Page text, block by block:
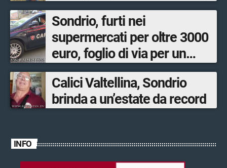
Sondrio, furti nei
supermercati per oltre 3000
euro, foglio di via per un
ventinovenne
Calici Valtellina, Sondrio
brinda a un’estate da record
INFO